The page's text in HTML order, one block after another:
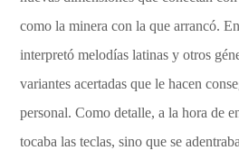
como la minera con la que arrancó.
interpretó melodías latinas y otros
variantes acertadas que le hacen
personal. Como detalle, a la hora de
tocaba las teclas, sino que se